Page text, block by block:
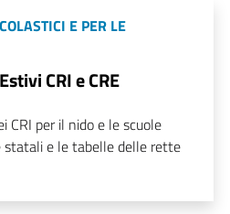
E PER LE
CRI e CRE
CRI per il nido e le scuole
statali e le tabelle delle rette